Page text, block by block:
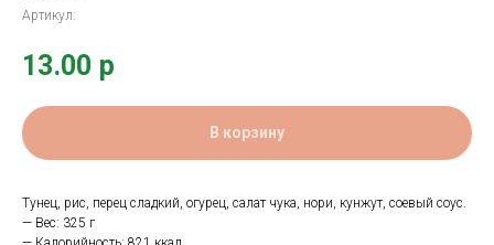
Артикул:
13.00 р
В корзину
Тунец, рис, перец сладкий, огурец, салат чука, нори, кунжут, соевый соус.
— Вес: 325 г